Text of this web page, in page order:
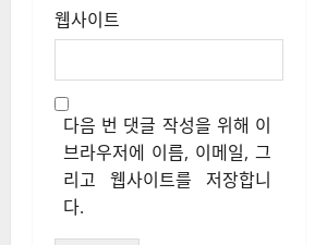
웹사이트
다음 번 댓글 작성을 위해 이
브라우저에 이름, 이메일, 그
리고 웹사이트를 저장합니
다.